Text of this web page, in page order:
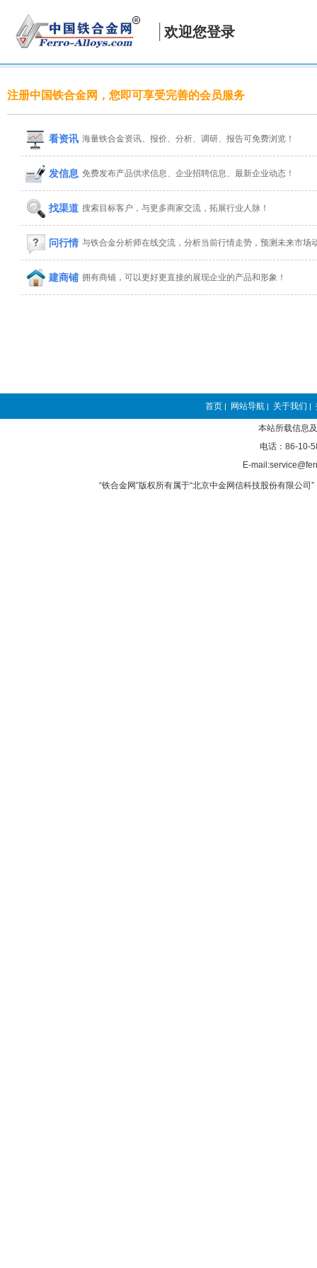
欢迎您登录
注册中国铁合金网，您即可享受完善的会员服务
看资讯 海量铁合金资讯、报价、分析、调研、报告可免费浏览！
发信息 免费发布产品供求信息、企业招聘信息、最新企业动态！
找渠道 搜索目标客户，与更多商家交流，拓展行业人脉！
问行情 与铁合金分析师在线交流，分析当前行情走势，预测未来市场
建商铺 拥有商铺，可以更好更直接的展现企业的产品和形象！
首页 | 网站导航 | 关于我们 |
本站所载信息
电话：86-10-
E-
“铁合金网”版权所有属于“北京中金网信科技股份有限公司